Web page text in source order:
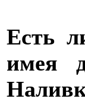
Есть
имея